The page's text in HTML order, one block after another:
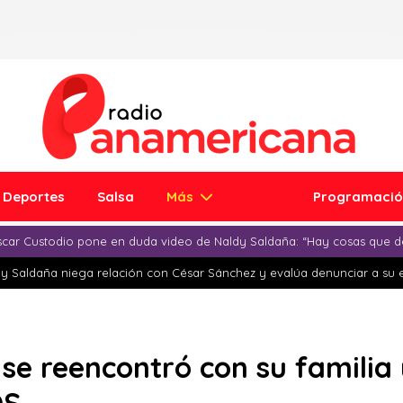
Deportes Salsa Más
Custodio pone en duda video de Naldy Saldaña: “Hay cosas que
Saldaña niega relación con César Sánchez y evalúa denunciar a su
reencontró con su